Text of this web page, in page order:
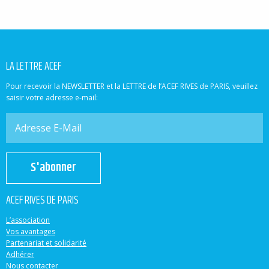
LA LETTRE ACEF
Pour recevoir la NEWSLETTER et la LETTRE de l’ACEF RIVES de PARIS, veuillez
saisir votre adresse e-mail:
S'abonner
ACEF RIVES DE PARIS
L’association
Vos avantages
Partenariat et solidarité
Adhérer
Nous contacter